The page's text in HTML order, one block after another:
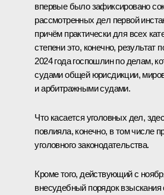
впервые было зафиксировано
рассмотренных дел первой
причём практически для всех
степени это, конечно, результат
2024 года госпошлин по делам,
судами общей юрисдикции,
и арбитражными судами.
Что касается уголовных дел,
повлияла, конечно, в том числе
уголовного законодательства.
Кроме того, действующий с
внесудебный порядок